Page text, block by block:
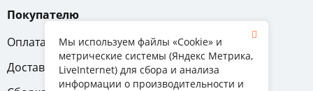
Покупателю
Оплата
Вопрос-ответ
Доставка
Обмен и возврат
Мы используем файлы «Cookie» и
метрические системы (Яндекс Метрика,
LiveInternet) для сбора и анализа
информации о производительности и